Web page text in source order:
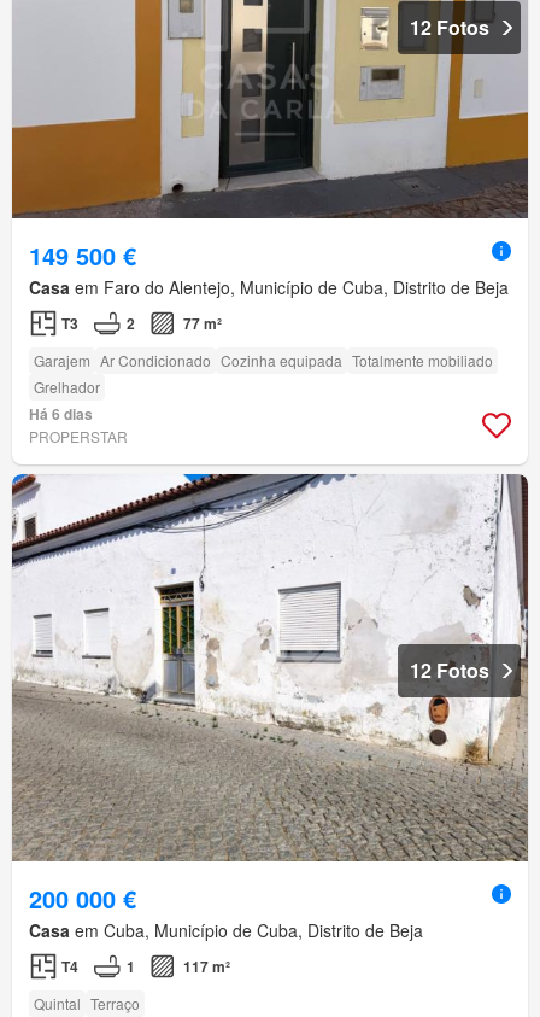
12 Fotos
149 500 €
Casa em Faro do Alentejo, Município de Cuba, Distrito de Beja
T3 2 77 m²
Garajem Ar Condicionado Cozinha equipada Totalmente mobiliado
Grelhador
Há 6 dias
PROPERSTAR
12 Fotos
200 000 €
Casa em Cuba, Município de Cuba, Distrito de Beja
T4 1 117 m²
Quintal Terraço